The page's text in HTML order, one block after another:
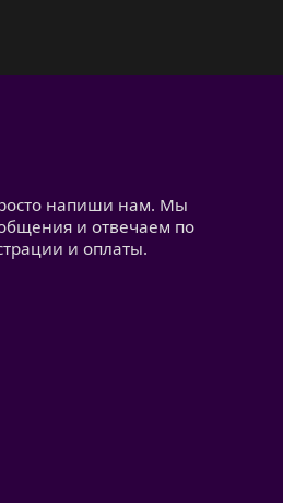
напиши нам. Мы
и отвечаем по
и оплаты.